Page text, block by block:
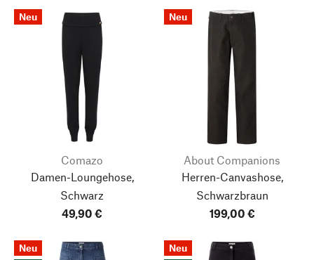
Neu
Comazo
Damen-Loungehose,
Schwarz
49,90 €
Neu
About Companions
Herren-Canvashose,
Schwarzbraun
199,00 €
Neu Neu